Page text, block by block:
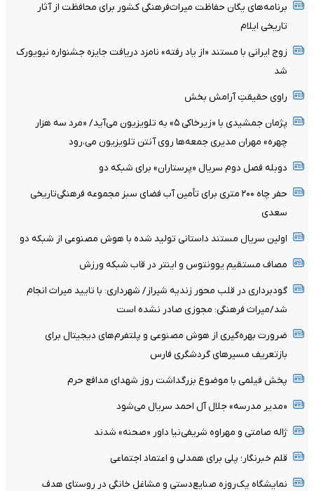
برنامه‌های یگان حفاظت میراث‌فرهنگی کشور برای محافظت از آثار
تاریخی ایلام
زوج ایرانی با مستند «از یاد رفته» نامزد دریافت جایزه جشنواره نیویورک
شد
راوی حقیقتِ آرامش‌ بخش
پژمان جمشیدی با «زیرخاکی ۵» به تلویزیون می‌آید/ «مرد سه هزار
چهره» مهران مدیری جمعه‌ها روی آنتن تلویزیون می‌،رود
دوبله فصل دوم سریال «پرستاران» برای شبکه دو
حفر چاه ۲۰۰ متری برای تأمین آب فضای سبز مجموعه فرهنگی‌تاریخی
سعدی
اولین سریال مستند داستانی تولید شده با هوش مصنوعی از شبکه دو
مصاف مستقیم یوونتوس و اینتر در قاب شبکه ورزش
گودبرداری در قلب محور زندیه شیراز/ شهرداری: با تایید میراث انجام
شد/میراث فرهنگی: مجوزی صادر نشده است
ضرورت بهره‌گیری از هوش مصنوعی و پلتفرم‌های دیجیتال برای
بازتعریف مسیرهای گردشگری فارس
پخش فیلمی با موضوع بزرگداشت روز شهدای مدافع حرم
«مدیر مدرسه» جلال آل احمد سریال می‌شود
ژاله صامتی و مهراوه شریفی‌نیا داور «صحنه» شدند
قلم خبرنگار؛ پلی برای همدلی و اعتماد اجتماعی
نمایشگاه یک‌روزه صنایع‌دستی و مشاغل خانگی در روستای هدف